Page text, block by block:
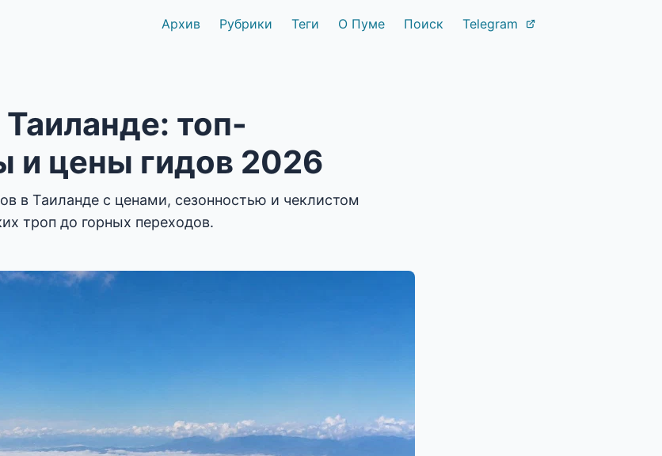
Архив Рубрики Теги О Пуме Поиск Telegram
Таиланде: топ-
и цены гидов 2026
в Таиланде с ценами, сезонностью и чеклистом
троп до горных переходов.